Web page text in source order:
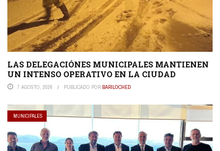
LAS DELEGACIÓNES MUNICIPALES MANTIENEN
UN INTENSO OPERATIVO EN LA CIUDAD
7 AGOSTO, 2026 PUBLICADO POR BARILOCHED
MUNICIPALES